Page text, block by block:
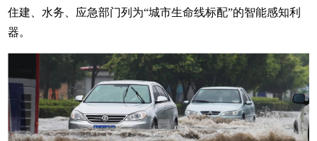
住建、水务、应急部门列为“城市生命线标配”的智能感知利
器。